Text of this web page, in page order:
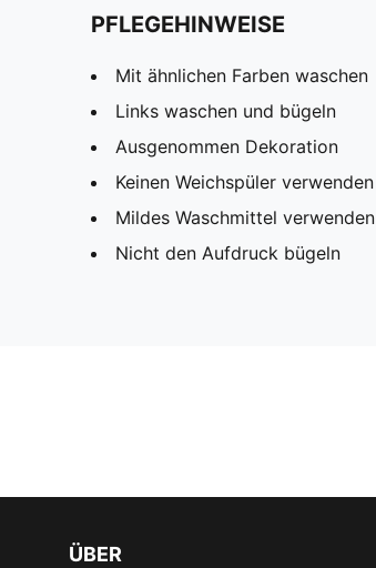
PFLEGEHINWEISE
Mit ähnlichen Farben waschen
Links waschen und bügeln
Ausgenommen Dekoration
Keinen Weichspüler verwenden
Mildes Waschmittel verwenden
Nicht den Aufdruck bügeln
ÜBER